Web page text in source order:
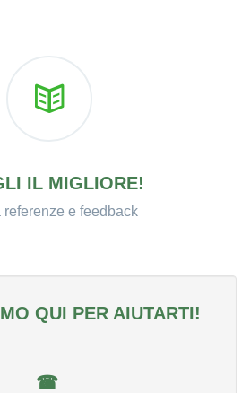
IL MIGLIORE!
referenze e feedback
QUI PER AIUTARTI!
☎